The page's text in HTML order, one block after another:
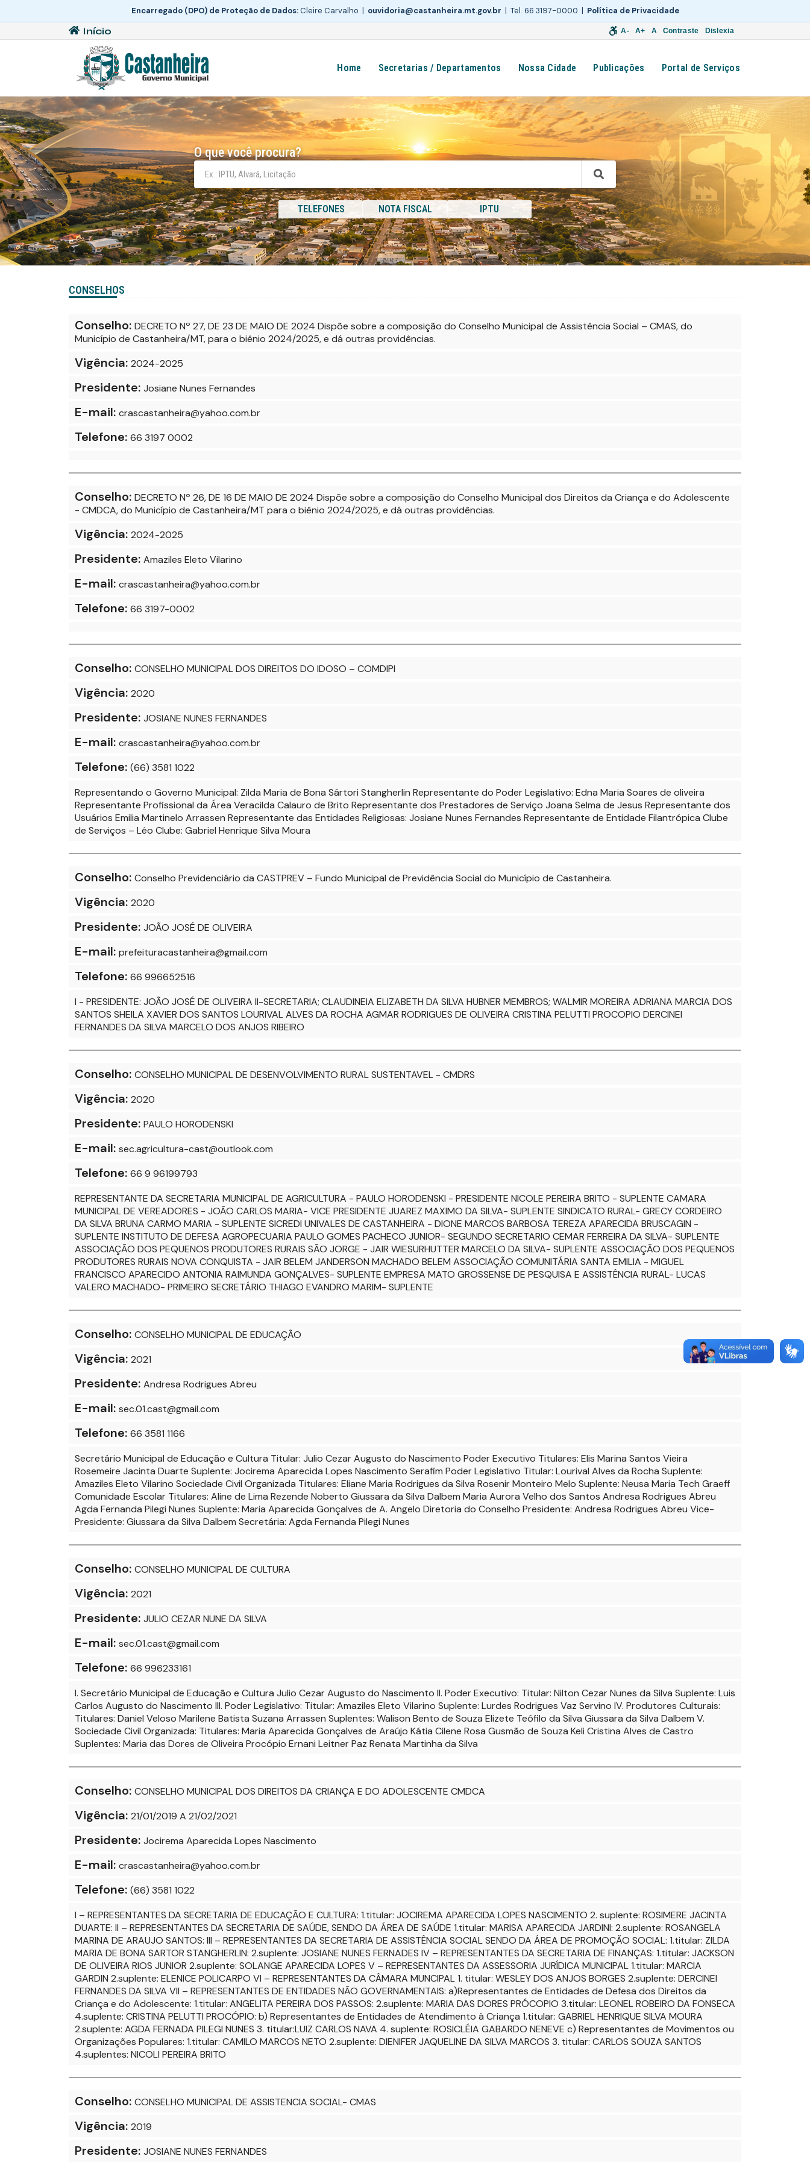
Encarregado (DPO) de Proteção de Dados:Cleire Carvalho | ouvidoria@castanheira.mt.gov.br | Tel. 66 3197-0000 | Política de Privacidade
Início A- A+ A Contraste Dislexia
Home Secretarias / Departamentos Nossa Cidade Publicações Portal de Serviços
O que você procura?
TELEFONES NOTA FISCAL IPTU
CONSELHOS
Conselho: DECRETO Nº 27, DE 23 DE MAIO DE 2024 Dispõe sobre a composição do Conselho Municipal de Assistência Social – CMAS, do
Município de Castanheira/MT, para o biênio 2024/2025, e dá outras providências.
Vigência: 2024-2025
Presidente: Josiane Nunes Fernandes
E-mail: crascastanheira@yahoo.com.br
Telefone: 66 3197 0002
Conselho: DECRETO Nº 26, DE 16 DE MAIO DE 2024 Dispõe sobre a composição do Conselho Municipal dos Direitos da Criança e do Adolescente
- CMDCA, do Município de Castanheira/MT para o biênio 2024/2025, e dá outras providências.
Vigência: 2024-2025
Presidente: Amaziles Eleto Vilarino
E-mail: crascastanheira@yahoo.com.br
Telefone: 66 3197-0002
Conselho: CONSELHO MUNICIPAL DOS DIREITOS DO IDOSO – COMDIPI
Vigência: 2020
Presidente: JOSIANE NUNES FERNANDES
E-mail: crascastanheira@yahoo.com.br
Telefone: (66) 3581 1022
Representando o Governo Municipal: Zilda Maria de Bona Sártori Stangherlin Representante do Poder Legislativo: Edna Maria Soares de oliveira
Representante Profissional da Área Veracilda Calauro de Brito Representante dos Prestadores de Serviço Joana Selma de Jesus Representante dos
Usuários Emilia Martinelo Arrassen Representante das Entidades Religiosas: Josiane Nunes Fernandes Representante de Entidade Filantrópica Clube
de Serviços – Léo Clube: Gabriel Henrique Silva Moura
Conselho: Conselho Previdenciário da CASTPREV – Fundo Municipal de Previdência Social do Município de Castanheira.
Vigência: 2020
Presidente: JOÃO JOSÉ DE OLIVEIRA
E-mail: prefeituracastanheira@gmail.com
Telefone: 66 996652516
I - PRESIDENTE: JOÃO JOSÉ DE OLIVEIRA II-SECRETARIA; CLAUDINEIA ELIZABETH DA SILVA HUBNER MEMBROS; WALMIR MOREIRA ADRIANA MARCIA DOS
SANTOS SHEILA XAVIER DOS SANTOS LOURIVAL ALVES DA ROCHA AGMAR RODRIGUES DE OLIVEIRA CRISTINA PELUTTI PROCOPIO DERCINEI
FERNANDES DA SILVA MARCELO DOS ANJOS RIBEIRO
Conselho: CONSELHO MUNICIPAL DE DESENVOLVIMENTO RURAL SUSTENTAVEL - CMDRS
Vigência: 2020
Presidente: PAULO HORODENSKI
E-mail: sec.agricultura-cast@outlook.com
Telefone: 66 9 96199793
REPRESENTANTE DA SECRETARIA MUNICIPAL DE AGRICULTURA - PAULO HORODENSKI - PRESIDENTE NICOLE PEREIRA BRITO - SUPLENTE CAMARA
MUNICIPAL DE VEREADORES - JOÃO CARLOS MARIA- VICE PRESIDENTE JUAREZ MAXIMO DA SILVA- SUPLENTE SINDICATO RURAL- GRECY CORDEIRO
DA SILVA BRUNA CARMO MARIA - SUPLENTE SICREDI UNIVALES DE CASTANHEIRA - DIONE MARCOS BARBOSA TEREZA APARECIDA BRUSCAGIN -
SUPLENTE INSTITUTO DE DEFESA AGROPECUARIA PAULO GOMES PACHECO JUNIOR- SEGUNDO SECRETARIO CEMAR FERREIRA DA SILVA- SUPLENTE
ASSOCIAÇÃO DOS PEQUENOS PRODUTORES RURAIS SÃO JORGE - JAIR WIESURHUTTER MARCELO DA SILVA- SUPLENTE ASSOCIAÇÃO DOS PEQUENOS
PRODUTORES RURAIS NOVA CONQUISTA - JAIR BELEM JANDERSON MACHADO BELEM ASSOCIAÇÃO COMUNITÁRIA SANTA EMILIA - MIGUEL
FRANCISCO APARECIDO ANTONIA RAIMUNDA GONÇALVES- SUPLENTE EMPRESA MATO GROSSENSE DE PESQUISA E ASSISTÊNCIA RURAL- LUCAS
VALERO MACHADO- PRIMEIRO SECRETÁRIO THIAGO EVANDRO MARIM- SUPLENTE
Conselho: CONSELHO MUNICIPAL DE EDUCAÇÃO
Vigência: 2021
Presidente: Andresa Rodrigues Abreu
E-mail: sec.01.cast@gmail.com
Telefone: 66 3581 1166
Secretário Municipal de Educação e Cultura Titular: Julio Cezar Augusto do Nascimento Poder Executivo Titulares: Elis Marina Santos Vieira
Rosemeire Jacinta Duarte Suplente: Jocirema Aparecida Lopes Nascimento Serafim Poder Legislativo Titular: Lourival Alves da Rocha Suplente:
Amaziles Eleto Vilarino Sociedade Civil Organizada Titulares: Eliane Maria Rodrigues da Silva Rosenir Monteiro Melo Suplente: Neusa Maria Tech Graeff
Comunidade Escolar Titulares: Aline de Lima Rezende Noberto Giussara da Silva Dalbem Maria Aurora Velho dos Santos Andresa Rodrigues Abreu
Agda Fernanda Pilegi Nunes Suplente: Maria Aparecida Gonçalves de A. Angelo Diretoria do Conselho Presidente: Andresa Rodrigues Abreu Vice-
Presidente: Giussara da Silva Dalbem Secretária: Agda Fernanda Pilegi Nunes
Conselho: CONSELHO MUNICIPAL DE CULTURA
Vigência: 2021
Presidente: JULIO CEZAR NUNE DA SILVA
E-mail: sec.01.cast@gmail.com
Telefone: 66 996233161
I. Secretário Municipal de Educação e Cultura Julio Cezar Augusto do Nascimento II. Poder Executivo: Titular: Nilton Cezar Nunes da Silva Suplente: Luis
Carlos Augusto do Nascimento III. Poder Legislativo: Titular: Amaziles Eleto Vilarino Suplente: Lurdes Rodrigues Vaz Servino IV. Produtores Culturais:
Titulares: Daniel Veloso Marilene Batista Suzana Arrassen Suplentes: Walison Bento de Souza Elizete Teófilo da Silva Giussara da Silva Dalbem V.
Sociedade Civil Organizada: Titulares: Maria Aparecida Gonçalves de Araújo Kátia Cilene Rosa Gusmão de Souza Keli Cristina Alves de Castro
Suplentes: Maria das Dores de Oliveira Procópio Ernani Leitner Paz Renata Martinha da Silva
Conselho: CONSELHO MUNICIPAL DOS DIREITOS DA CRIANÇA E DO ADOLESCENTE CMDCA
Vigência: 21/01/2019 A 21/02/2021
Presidente: Jocirema Aparecida Lopes Nascimento
E-mail: crascastanheira@yahoo.com.br
Telefone: (66) 3581 1022
I – REPRESENTANTES DA SECRETARIA DE EDUCAÇÃO E CULTURA: 1.titular: JOCIREMA APARECIDA LOPES NASCIMENTO 2. suplente: ROSIMERE JACINTA
DUARTE: II – REPRESENTANTES DA SECRETARIA DE SAÚDE, SENDO DA ÁREA DE SAÚDE 1.titular: MARISA APARECIDA JARDINI: 2.suplente: ROSANGELA
MARINA DE ARAUJO SANTOS: III – REPRESENTANTES DA SECRETARIA DE ASSISTÊNCIA SOCIAL SENDO DA ÁREA DE PROMOÇÃO SOCIAL: 1.titular: ZILDA
MARIA DE BONA SARTOR STANGHERLIN: 2.suplente: JOSIANE NUNES FERNADES IV – REPRESENTANTES DA SECRETARIA DE FINANÇAS: 1.titular: JACKSON
DE OLIVEIRA RIOS JUNIOR 2.suplente: SOLANGE APARECIDA LOPES V – REPRESENTANTES DA ASSESSORIA JURÍDICA MUNICIPAL 1.titular: MARCIA
GARDIN 2.suplente: ELENICE POLICARPO VI – REPRESENTANTES DA CÂMARA MUNCIPAL 1. titular: WESLEY DOS ANJOS BORGES 2.suplente: DERCINEI
FERNANDES DA SILVA VII – REPRESENTANTES DE ENTIDADES NÃO GOVERNAMENTAIS: a)Representantes de Entidades de Defesa dos Direitos da
Criança e do Adolescente: 1.titular: ANGELITA PEREIRA DOS PASSOS: 2.suplente: MARIA DAS DORES PRÓCOPIO 3.titular: LEONEL ROBEIRO DA FONSECA
4.suplente: CRISTINA PELUTTI PROCÓPIO: b) Representantes de Entidades de Atendimento à Criança 1.titular: GABRIEL HENRIQUE SILVA MOURA
2.suplente: AGDA FERNADA PILEGI NUNES 3. titular:LUIZ CARLOS NAVA 4. suplente: ROSICLÉIA GABARDO NENEVE c) Representantes de Movimentos ou
Organizações Populares: 1.titular: CAMILO MARCOS NETO 2.suplente: DIENIFER JAQUELINE DA SILVA MARCOS 3. titular: CARLOS SOUZA SANTOS
4.suplentes: NICOLI PEREIRA BRITO
Conselho: CONSELHO MUNICIPAL DE ASSISTENCIA SOCIAL- CMAS
Vigência: 2019
Presidente: JOSIANE NUNES FERNANDES